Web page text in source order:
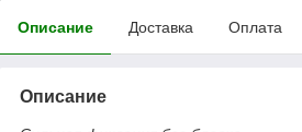
Описание Доставка Оплата
Описание